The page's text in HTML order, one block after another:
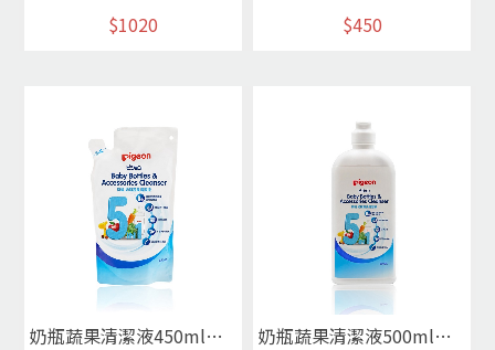
$1020 $450
奶瓶蔬果清潔液450ml補充包
奶瓶蔬果清潔液500ml瓶裝